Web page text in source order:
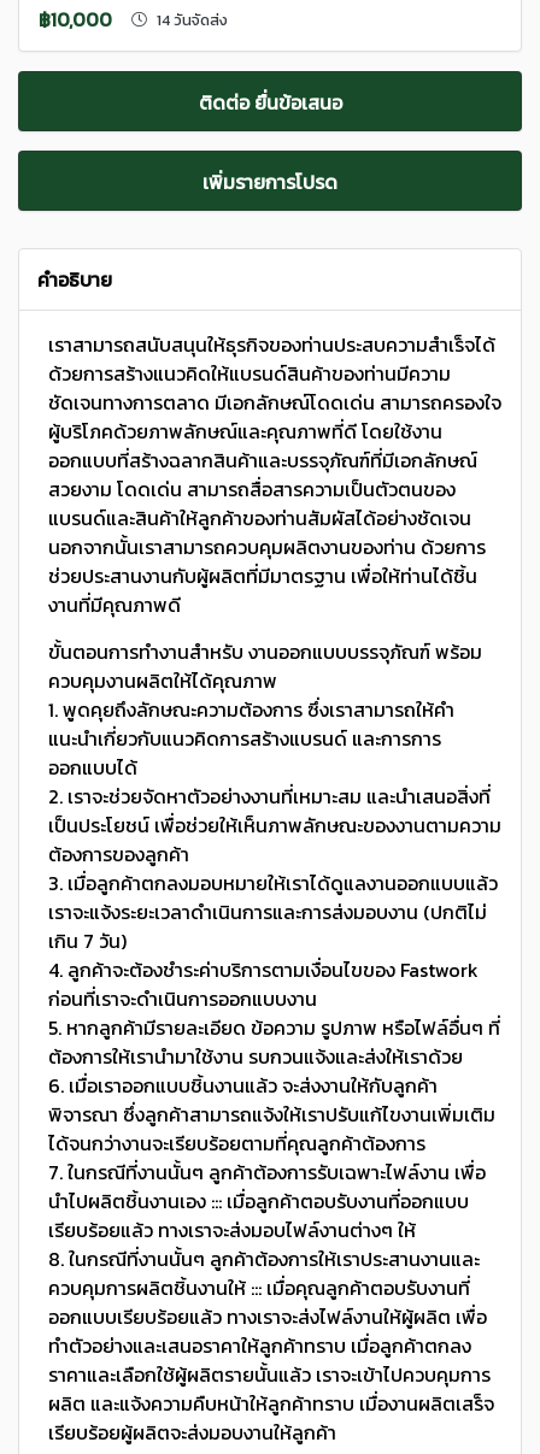
฿10,000
14 วันจัดส่ง
ติดต่อ ยื่นข้อเสนอ
เพิ่มรายการโปรด
คำอธิบาย
เราสามารถสนับสนุนให้ธุรกิจของท่านประสบความสำเร็จได้
ด้วยการสร้างแนวคิดให้แบรนด์สินค้าของท่านมีความ
ชัดเจนทางการตลาด มีเอกลักษณ์โดดเด่น สามารถครองใจ
ผู้บริโภคด้วยภาพลักษณ์และคุณภาพที่ดี โดยใช้งาน
ออกแบบที่สร้างฉลากสินค้าและบรรจุภัณฑ์ที่มีเอกลักษณ์
สวยงาม โดดเด่น สามารถสื่อสารความเป็นตัวตนของ
แบรนด์และสินค้าให้ลูกค้าของท่านสัมผัสได้อย่างชัดเจน
นอกจากนั้นเราสามารถควบคุมผลิตงานของท่าน ด้วยการ
ช่วยประสานงานกับผู้ผลิตที่มีมาตรฐาน เพื่อให้ท่านได้ชิ้น
งานที่มีคุณภาพดี
ขั้นตอนการทำงานสำหรับ งานออกแบบบรรจุภัณฑ์ พร้อม
ควบคุมงานผลิตให้ได้คุณภาพ
1. พูดคุยถึงลักษณะความต้องการ ซึ่งเราสามารถให้คำ
แนะนำเกี่ยวกับแนวคิดการสร้างแบรนด์ และการการ
ออกแบบได้
2. เราจะช่วยจัดหาตัวอย่างงานที่เหมาะสม และนำเสนอสิ่งที่
เป็นประโยชน์ เพื่อช่วยให้เห็นภาพลักษณะของงานตามความ
ต้องการของลูกค้า
3. เมื่อลูกค้าตกลงมอบหมายให้เราได้ดูแลงานออกแบบแล้ว
เราจะแจ้งระยะเวลาดำเนินการและการส่งมอบงาน (ปกติไม่
เกิน 7 วัน)
4. ลูกค้าจะต้องชำระค่าบริการตามเงื่อนไขของ Fastwork
ก่อนที่เราจะดำเนินการออกแบบงาน
5. หากลูกค้ามีรายละเอียด ข้อความ รูปภาพ หรือไฟล์อื่นๆ ที่
ต้องการให้เรานำมาใช้งาน รบกวนแจ้งและส่งให้เราด้วย
6. เมื่อเราออกแบบชิ้นงานแล้ว จะส่งงานให้กับลูกค้า
พิจารณา ซึ่งลูกค้าสามารถแจ้งให้เราปรับแก้ไขงานเพิ่มเติม
ได้จนกว่างานจะเรียบร้อยตามที่คุณลูกค้าต้องการ
7. ในกรณีที่งานนั้นๆ ลูกค้าต้องการรับเฉพาะไฟล์งาน เพื่อ
นำไปผลิตชิ้นงานเอง ::: เมื่อลูกค้าตอบรับงานที่ออกแบบ
เรียบร้อยแล้ว ทางเราจะส่งมอบไฟล์งานต่างๆ ให้
8. ในกรณีที่งานนั้นๆ ลูกค้าต้องการให้เราประสานงานและ
ควบคุมการผลิตชิ้นงานให้ ::: เมื่อคุณลูกค้าตอบรับงานที่
ออกแบบเรียบร้อยแล้ว ทางเราจะส่งไฟล์งานให้ผู้ผลิต เพื่อ
ทำตัวอย่างและเสนอราคาให้ลูกค้าทราบ เมื่อลูกค้าตกลง
ราคาและเลือกใช้ผู้ผลิตรายนั้นแล้ว เราจะเข้าไปควบคุมการ
ผลิต และแจ้งความคืบหน้าให้ลูกค้าทราบ เมื่องานผลิตเสร็จ
เรียบร้อยผู้ผลิตจะส่งมอบงานให้ลูกค้า